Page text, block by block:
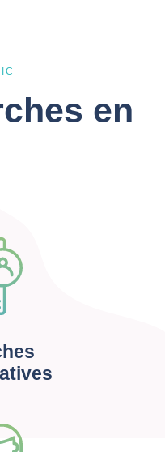
en